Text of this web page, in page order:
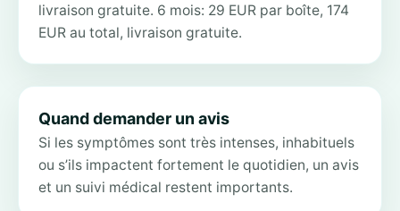
livraison gratuite. 6 mois: 29 EUR par boîte, 174
EUR au total, livraison gratuite.
Quand demander un avis
Si les symptômes sont très intenses, inhabituels
ou s’ils impactent fortement le quotidien, un avis
et un suivi médical restent importants.